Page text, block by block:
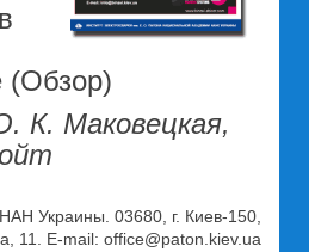
(Обзор)
К. Маковецкая,
Украины. 03680, г. Киев-150,
11. E-mail: office@paton.kiev.ua